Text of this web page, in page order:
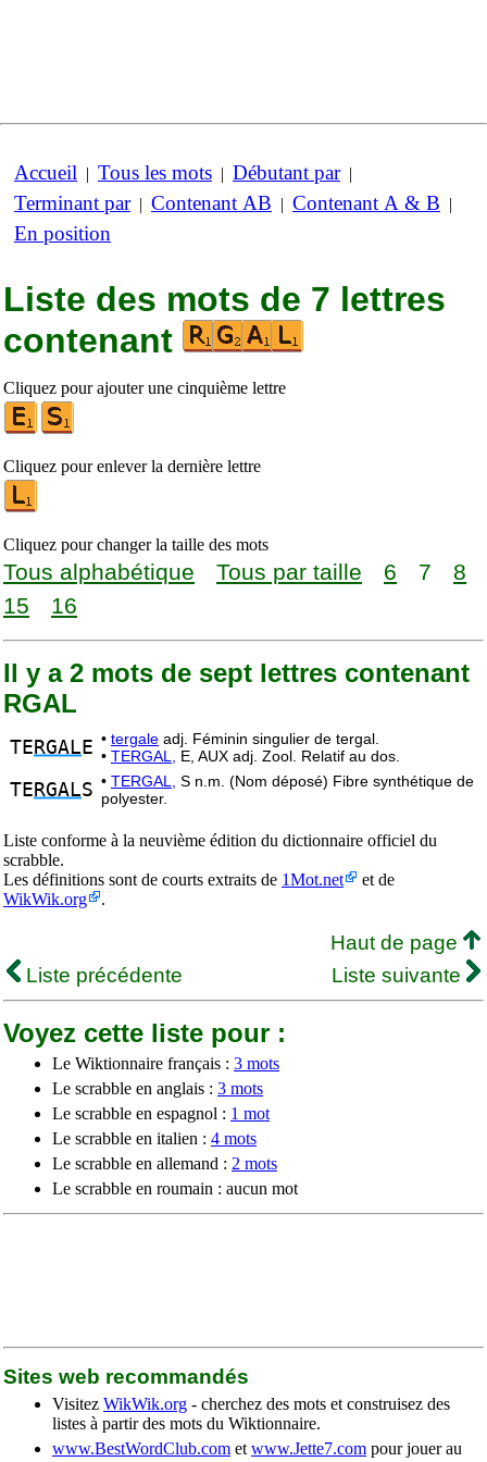
Accueil | Tous les mots | Débutant par|
Terminant par| Contenant AB | Contenant A & B |
En position
Liste des mots de 7 lettres
contenant
Cliquez pour ajouter une cinquième lettre
Cliquez pour enlever la dernière lettre
Cliquez pour changer la taille des mots
Tous alphabétique Tous par taille 6 7
8
15
16
Il y a 2 mots de sept lettres contenant
RGAL
TE RGAL E • tergale adj. Féminin singulier de tergal.
• TERGAL, E, AUX adj. Zool. Relatif au dos.
TE RGALS • TERGAL,
S n.m. (Nom déposé) Fibre synthétique de
polyester.
Liste conforme à la neuvième édition du dictionnaire officiel du
scrabble.
Les définitions sont de courts extraits de 1Mot.net
et de
WikWik.org
.
Haut de page
Liste précédente
Liste suivante
Voyez cette liste pour :
Le Wiktionnaire français : 3 mots
Le scrabble en anglais : 3 mots
Le scrabble en espagnol : 1 mot
Le scrabble en italien : 4 mots
Le scrabble en allemand : 2 mots
Le scrabble en roumain : aucun mot
Sites web recommandés
Visitez WikWik.org - cherchez des mots et construisez des
listes à partir des mots du Wiktionnaire.
www.BestWordClub.com et www.Jette7.com pour jouer au